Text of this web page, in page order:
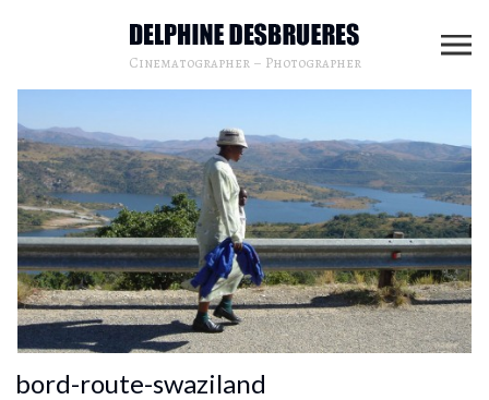
Cinematographer – Photographer
bord-route-swaziland